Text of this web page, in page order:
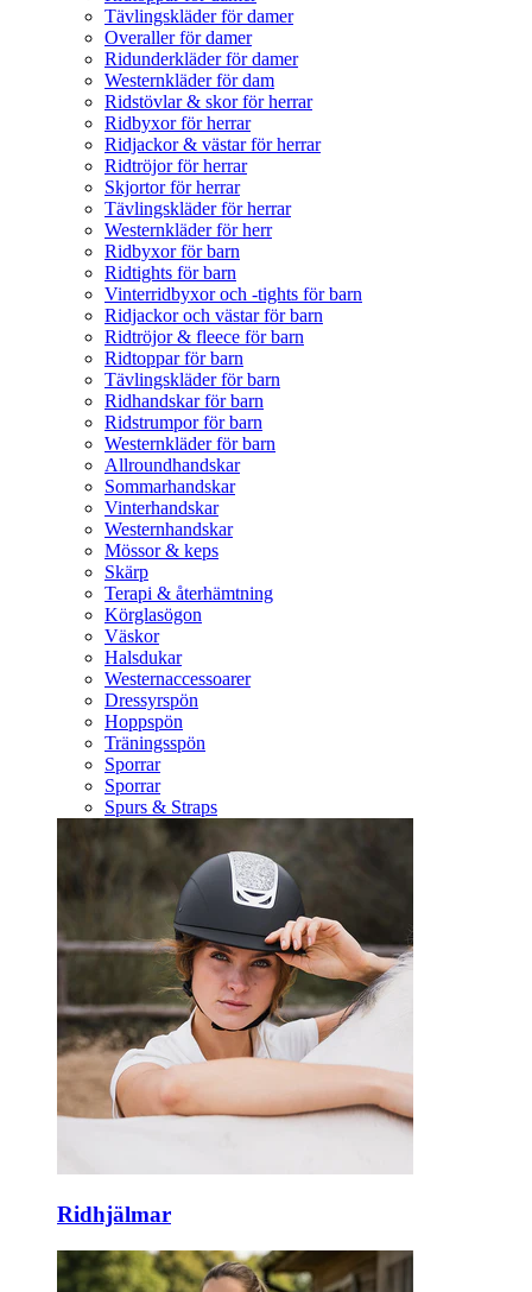
Tävlingskläder för damer
Overaller för damer
Ridunderkläder för damer
Westernkläder för dam
Ridstövlar & skor för herrar
Ridbyxor för herrar
Ridjackor & västar för herrar
Ridtröjor för herrar
Skjortor för herrar
Tävlingskläder för herrar
Westernkläder för herr
Ridbyxor för barn
Ridtights för barn
Vinterridbyxor och -tights för barn
Ridjackor och västar för barn
Ridtröjor & fleece för barn
Ridtoppar för barn
Tävlingskläder för barn
Ridhandskar för barn
Ridstrumpor för barn
Westernkläder för barn
Allroundhandskar
Sommarhandskar
Vinterhandskar
Westernhandskar
Mössor & keps
Skärp
Terapi & återhämtning
Körglasögon
Väskor
Halsdukar
Westernaccessoarer
Dressyrspön
Hoppspön
Träningsspön
Sporrar
Sporrar
Spurs & Straps
Ridhjälmar